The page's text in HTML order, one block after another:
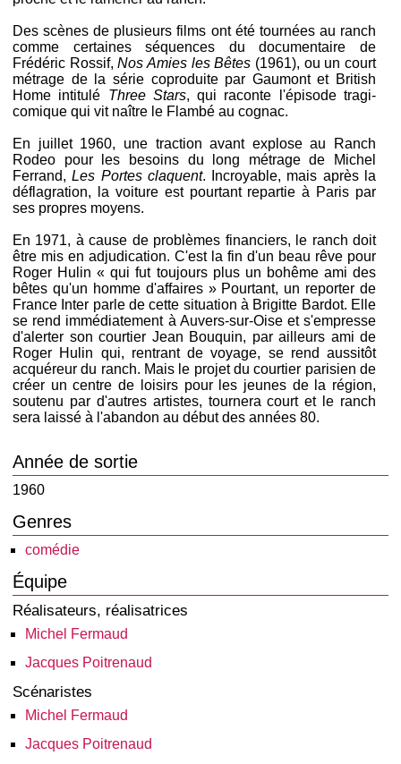
Des scènes de plusieurs films ont été tournées au ranch
comme certaines séquences du documentaire de
Frédéric Rossif,Nos Amies les Bêtes (1961), ou un court
métrage de la série coproduite par Gaumont et British
Home intitulé Three Stars, qui raconte l'épisode tragi-
comique qui vit naître le Flambé au cognac.
En juillet 1960, une traction avant explose au Ranch
Rodeo pour les besoins du long métrage de Michel
Ferrand,Les Portes claquent. Incroyable, mais après la
déflagration, la voiture est pourtant repartie à Paris par
ses propres moyens.
En 1971, à cause de problèmes financiers, le ranch doit
être mis en adjudication. C'est la fin d'un beau rêve pour
Roger Hulin « qui fut toujours plus un bohême ami des
bêtes qu'un homme d'affaires » Pourtant, un reporter de
France Inter parle de cette situation à Brigitte Bardot. Elle
se rend immédiatement à Auvers-sur-Oise et s'empresse
d'alerter son courtier Jean Bouquin, par ailleurs ami de
Roger Hulin qui, rentrant de voyage, se rend aussitôt
acquéreur du ranch. Mais le projet du courtier parisien de
créer un centre de loisirs pour les jeunes de la région,
soutenu par d'autres artistes, tournera court et le ranch
sera laissé à l'abandon au début des années 80.
Année de sortie
1960
Genres
comédie
Équipe
Réalisateurs, réalisatrices
Michel Fermaud
Jacques Poitrenaud
Scénaristes
Michel Fermaud
Jacques Poitrenaud